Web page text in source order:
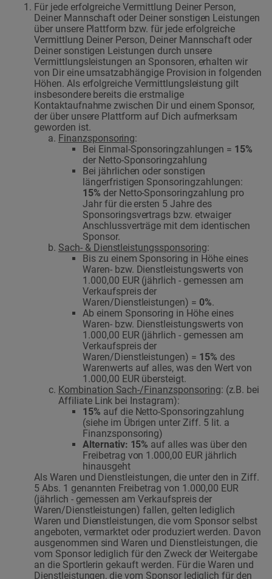
Für jede erfolgreiche Vermittlung Deiner Person,
Deiner Mannschaft oder Deiner sonstigen Leistungen
über unsere Plattform bzw. für jede erfolgreiche
Vermittlung Deiner Person, Deiner Mannschaft oder
Deiner sonstigen Leistungen durch unsere
Vermittlungsleistungen an Sponsoren, erhalten wir
von Dir eine umsatzabhängige Provision in folgenden
Höhen. Als erfolgreiche Vermittlungsleistung gilt
insbesondere bereits die erstmalige
Kontaktaufnahme zwischen Dir und einem Sponsor,
der über unsere Plattform auf Dich aufmerksam
geworden ist.
Finanzsponsoring:
Bei Einmal-Sponsoringzahlungen = 15%
der Netto-Sponsoringzahlung
Bei jährlichen oder sonstigen
längerfristigen Sponsoringzahlungen:
15% der Netto-Sponsoringzahlung pro
Jahr für die ersten 5 Jahre des
Sponsoringsvertrags bzw. etwaiger
Anschlussverträge mit dem identischen
Sponsor.
Sach- & Dienstleistungssponsoring:
Bis zu einem Sponsoring in Höhe eines
Waren- bzw. Dienstleistungswerts von
1.000,00 EUR (jährlich - gemessen am
Verkaufspreis der
Waren/Dienstleistungen) = 0%.
Ab einem Sponsoring in Höhe eines
Waren- bzw. Dienstleistungswerts von
1.000,00 EUR (jährlich - gemessen am
Verkaufspreis der
Waren/Dienstleistungen) = 15% des
Warenwerts auf alles, was den Wert von
1.000,00 EUR übersteigt.
Kombination Sach-/Finanzsponsoring: (z.B. bei
Affiliate Link bei Instagram):
15% auf die Netto-Sponsoringzahlung
(siehe im Übrigen unter Ziff. 5 lit. a
Finanzsponsoring)
Alternativ: 15% auf alles was über den
Freibetrag von 1.000,00 EUR jährlich
hinausgeht
Als Waren und Dienstleistungen, die unter den in Ziff.
5 Abs. 1 genannten Freibetrag von 1.000,00 EUR
(jährlich - gemessen am Verkaufspreis der
Waren/Dienstleistungen) fallen, gelten lediglich
Waren und Dienstleistungen, die vom Sponsor selbst
angeboten, vermarktet oder produziert werden. Davon
ausgenommen sind Waren und Dienstleistungen, die
vom Sponsor lediglich für den Zweck der Weitergabe
an die Sportlerin gekauft werden. Für die Waren und
Dienstleistungen, die vom Sponsor lediglich für den